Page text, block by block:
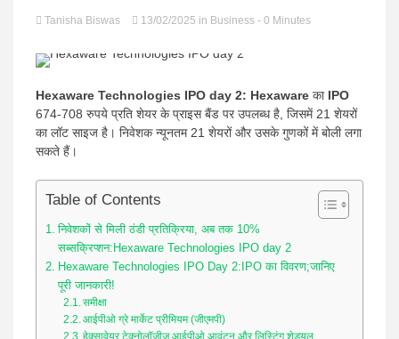
Tanisha Biswas 13/02/2025 in Business - 0 Minutes
Hexaware Technologies IPO day 2: Hexaware काIPO
674-708 रुपये प्रति शेयर के प्राइस बैंड पर उपलब्ध है, जिसमें 21 शेयरों
का लॉट साइज है। निवेशक न्यूनतम 21 शेयरों और उसके गुणकों में बोली लगा
सकते हैं।
Table of Contents
निवेशकों से मिली ठंडी प्रतिक्रिया, अब तक 10%
सब्सक्रिप्शन:Hexaware Technologies IPO day 2
Hexaware Technologies IPO Day 2:IPO का विवरण;जानिए
पूरी जानकारी!
समीक्षा
आईपीओ ग्रे मार्केट प्रीमियम (जीएमपी)
हेक्सावेयर टेक्नोलॉजीज आईपीओ आवंटन और लिस्टिंग शेड्यूल